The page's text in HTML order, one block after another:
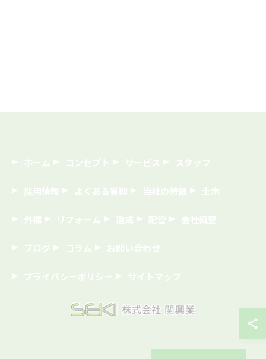
ホーム コンセプト サービス スタッフ
採用情報 よくある質問 当社の特徴 土木
外構 リフォーム 造成 配管 会社概要
ブログ コラム お問い合わせ
プライバシーポリシー サイトマップ